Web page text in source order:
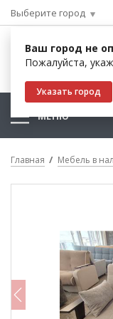
Выберите город
Ваш город не
Пожалуйста,
Указать город
МЕНЮ
Главная Мебель в